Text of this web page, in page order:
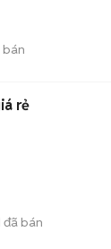
bán
rẻ
đã bán